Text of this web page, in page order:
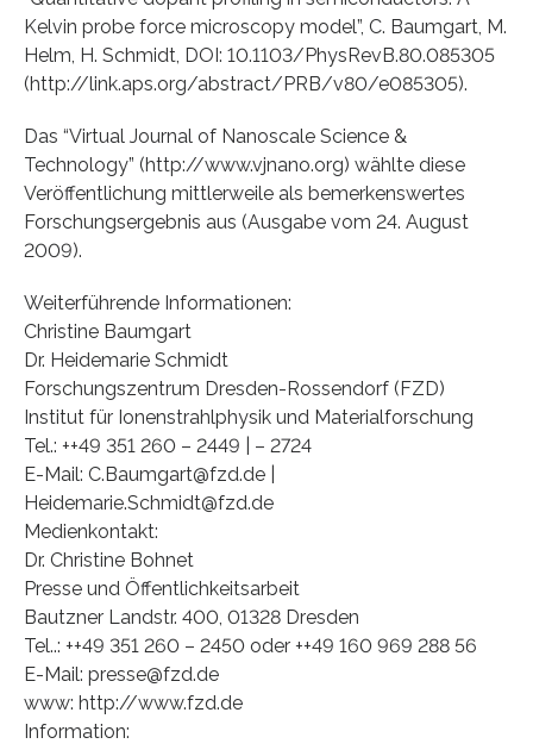
Kelvin probe force microscopy model”, C. Baumgart, M.
Helm, H. Schmidt, DOI: 10.1103/PhysRevB.80.085305
(http://link.aps.org/abstract/PRB/v80/e085305).
Das “Virtual Journal of Nanoscale Science &
Technology” (http://www.vjnano.org) wählte diese
Veröffentlichung mittlerweile als bemerkenswertes
Forschungsergebnis aus (Ausgabe vom 24. August
2009).
Weiterführende Informationen:
Christine Baumgart
Dr. Heidemarie Schmidt
Forschungszentrum Dresden-Rossendorf (FZD)
Institut für Ionenstrahlphysik und Materialforschung
Tel.: ++49 351 260 – 2449 | – 2724
E-Mail: C.Baumgart@fzd.de |
Heidemarie.Schmidt@fzd.de
Medienkontakt:
Dr. Christine Bohnet
Presse und Öffentlichkeitsarbeit
Bautzner Landstr. 400, 01328 Dresden
Tel..: ++49 351 260 – 2450 oder ++49 160 969 288 56
E-Mail: presse@fzd.de
www: http://www.fzd.de
Information: